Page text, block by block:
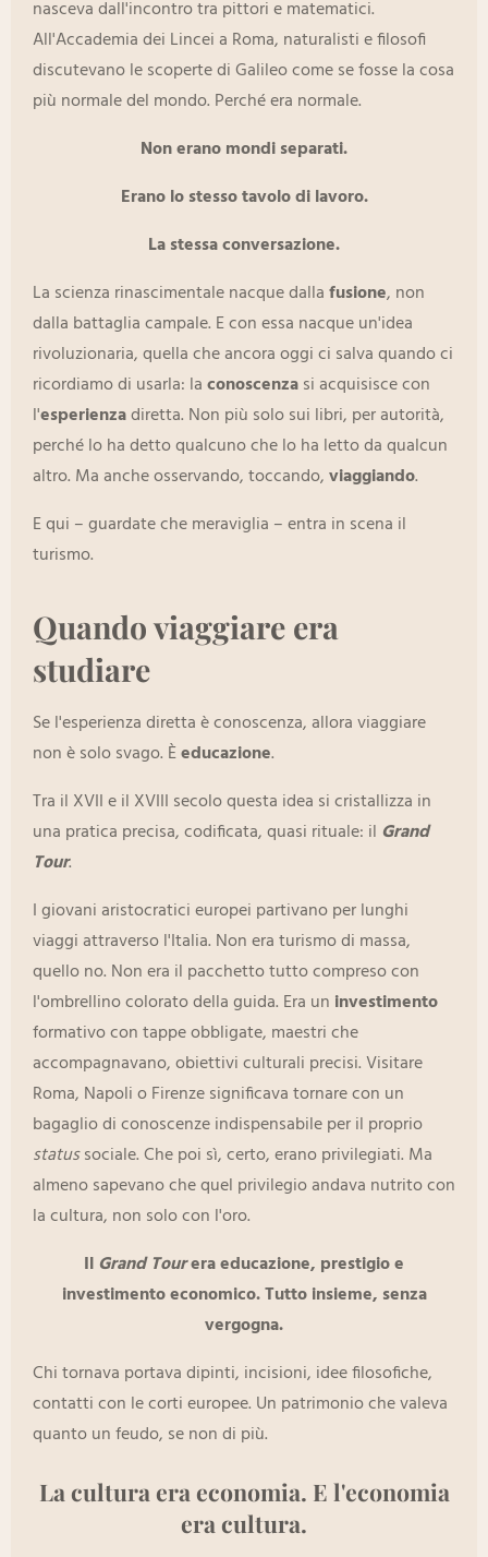
nasceva dall'incontro tra pittori e matematici.
All'Accademia dei Lincei a Roma, naturalisti e filosofi
discutevano le scoperte di Galileo come se fosse la cosa
più normale del mondo. Perché era normale.
Non erano mondi separati.
Erano lo stesso tavolo di lavoro.
La stessa conversazione.
La scienza rinascimentale nacque dallafusione, non
dalla battaglia campale. E con essa nacque un'idea
rivoluzionaria, quella che ancora oggi ci salva quando ci
ricordiamo di usarla: laconoscenzasi acquisisce con
l'esperienzadiretta. Non più solo sui libri, per autorità,
perché lo ha detto qualcuno che lo ha letto da qualcun
altro. Ma anche osservando, toccando,viaggiando.
E qui – guardate che meraviglia – entra in scena il
turismo.
Quando viaggiare era
studiare
Se l'esperienza diretta è conoscenza, allora viaggiare
non è solo svago. Èeducazione.
Tra il XVII e il XVIII secolo questa idea si cristallizza in
una pratica precisa, codificata, quasi rituale: il Grand
Tour.
I giovani aristocratici europei partivano per lunghi
viaggi attraverso l'Italia. Non era turismo di massa,
quello no. Non era il pacchetto tutto compreso con
l'ombrellino colorato della guida. Era un investimento
formativo con tappe obbligate, maestri che
accompagnavano, obiettivi culturali precisi. Visitare
Roma, Napoli o Firenze significava tornare con un
bagaglio di conoscenze indispensabile per il proprio
statussociale. Che poi sì, certo, erano privilegiati. Ma
almeno sapevano che quel privilegio andava nutrito con
la cultura, non solo con l'oro.
IlGrand Tourera educazione, prestigio e
investimento economico. Tutto insieme, senza
vergogna.
Chi tornava portava dipinti, incisioni, idee filosofiche,
contatti con le corti europee. Un patrimonio che valeva
quanto un feudo, se non di più.
La cultura era economia. E l'economia
era cultura.